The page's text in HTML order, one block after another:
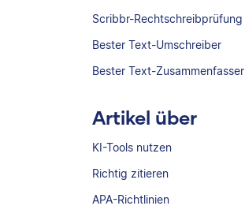
Scribbr-Rechtschreibprüfung
Bester Text-Umschreiber
Bester Text-Zusammenfasser
Artikel über
KI-Tools nutzen
Richtig zitieren
APA-Richtlinien